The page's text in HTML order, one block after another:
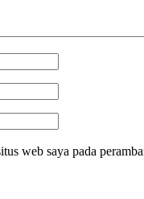
web saya pada